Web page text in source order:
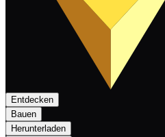
Entdecken
Bauen
Herunterladen